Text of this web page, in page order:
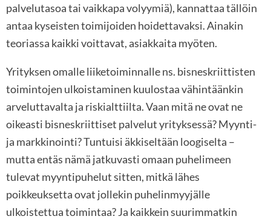
palvelutasoa tai vaikkapa volyymiä), kannattaa tällöin
antaa kyseisten toimijoiden hoidettavaksi. Ainakin
teoriassa kaikki voittavat, asiakkaita myöten.
Yrityksen omalle liiketoiminnalle ns. bisneskriittisten
toimintojen ulkoistaminen kuulostaa vähintäänkin
arveluttavalta ja riskialttiilta. Vaan mitä ne ovat ne
oikeasti bisneskriittiset palvelut yrityksessä? Myynti-
ja markkinointi? Tuntuisi äkkiseltään loogiselta –
mutta entäs nämä jatkuvasti omaan puhelimeen
tulevat myyntipuhelut sitten, mitkä lähes
poikkeuksetta ovat jollekin puhelinmyyjälle
ulkoistettua toimintaa? Ja kaikkein suurimmatkin